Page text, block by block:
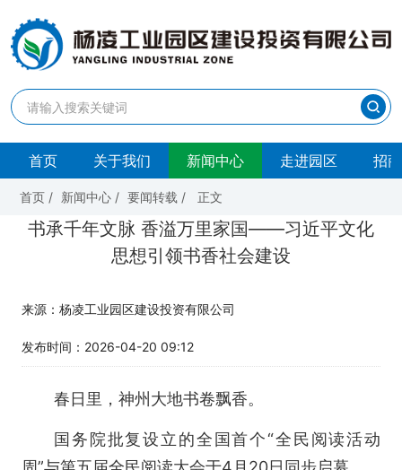
首页 关于我们 新闻中心 走进园区 招
首页 / 新闻中心 / 要闻转载 / 正文
书承千年文脉 香溢万里家国——习近平文化
思想引领书香社会建设
来源：杨凌工业园区建设投资有限公司
发布时间：2026-04-20 09:12
春日里，神州大地书卷飘香。
国务院批复设立的全国首个“全民阅读活动